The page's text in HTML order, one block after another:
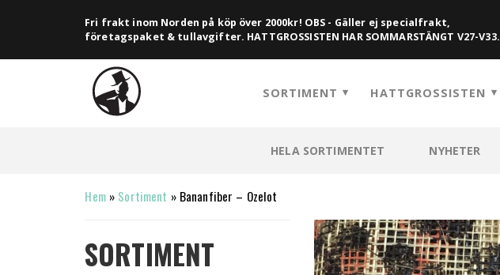
Fri frakt inom Norden på köp över 2000kr! OBS - Gäller ej specialfrakt,
företagspaket & tullavgifter. HATTGROSSISTEN HAR SOMMARSTÄNGT V27-V33.
SORTIMENT HATTGROSSISTEN
HELA SORTIMENTET NYHETER
Hem» Sortiment » Bananfiber – Ozelot
SORTIMENT